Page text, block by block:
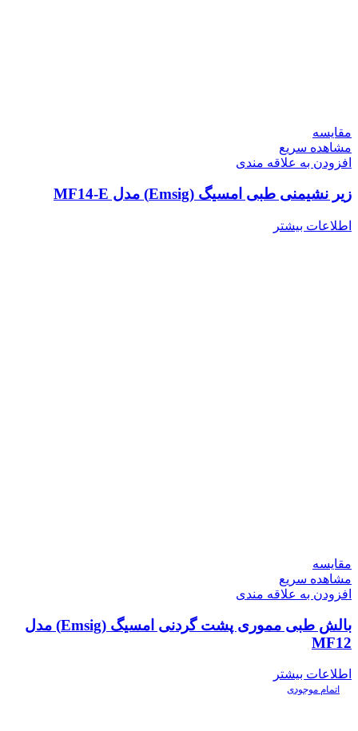
مقایسه
مشاهده سریع
افزودن به علاقه مندی
زیر نشیمنی طبی امسیگ (Emsig) مدل MF14-E
اطلاعات بیشتر
مقایسه
مشاهده سریع
افزودن به علاقه مندی
بالش طبی مموری پشت گردنی امسیگ (Emsig) مدل
MF12
اطلاعات بیشتر
اتمام موجودی